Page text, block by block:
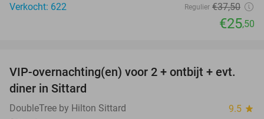
Verkocht: 622
Regulier €37,50
€25,50
33%
VIP-overnachting(en) voor 2 + ontbijt + evt.
diner in Sittard
DoubleTree by Hilton Sittard 9.5 star